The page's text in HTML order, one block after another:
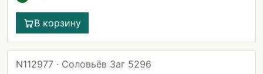
В корзину
N112977 · Соловьёв Заг 5296